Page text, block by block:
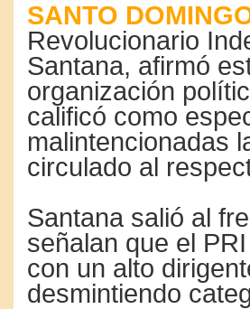
SANTO
Revolucionario
Santana, afirmó
organización
calificó como
malintencionadas
circulado al
Santana salió al
señalan que el
con un alto
desmintiendo